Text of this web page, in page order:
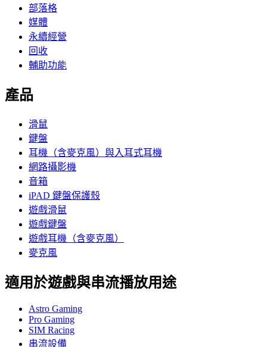
部落格
媒體
永續經營
回收
輔助功能
產品
滑鼠
鍵盤
耳機（含麥克風）與入耳式耳機
網路攝影機
音箱
iPAD 鍵盤保護殼
遊戲滑鼠
遊戲鍵盤
遊戲耳機（含麥克風）
麥克風
適用於遊戲與串流播放用途
Astro Gaming
Pro Gaming
SIM Racing
串流設備